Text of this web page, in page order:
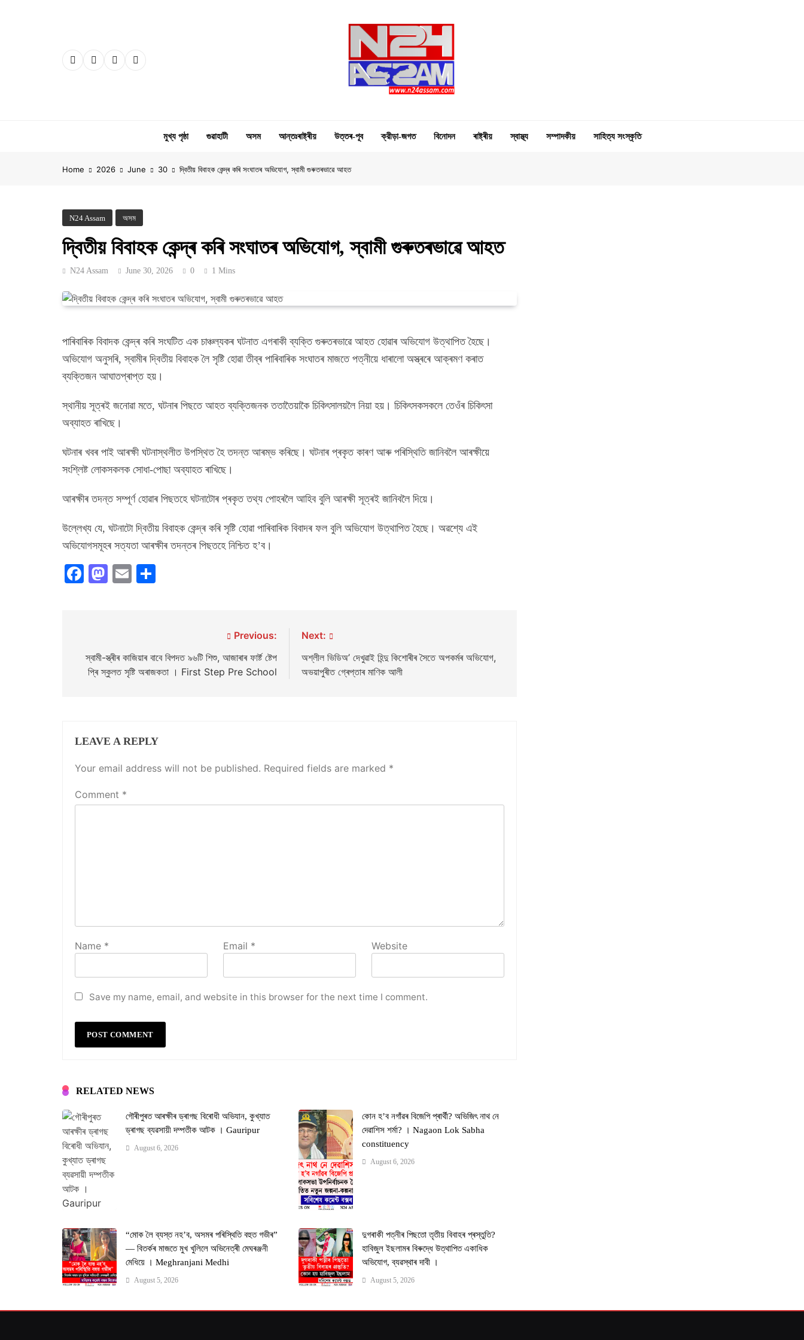
মুখ্য পৃষ্ঠা গুৱাহাটী অসম আন্তঃৰাষ্ট্ৰীয় উত্তৰ-পূব ক্রীড়া-জগত বিনোদন ৰাষ্ট্ৰীয় স্বাস্থ্য সম্পাদকীয় সাহিত্য সংস্কৃতি
Home 2026 June 30 দ্বিতীয় বিবাহক কেন্দ্ৰ কৰি সংঘাতৰ অভিযোগ, স্বামী গুৰুতৰভাৱে আহত
N24 Assam অসম
দ্বিতীয় বিবাহক কেন্দ্ৰ কৰি সংঘাতৰ অভিযোগ, স্বামী গুৰুতৰভাৱে আহত
N24 Assam June 30, 2026 0 1 Mins
পাৰিবাৰিক বিবাদক কেন্দ্ৰ কৰি সংঘটিত এক চাঞ্চল্যকৰ ঘটনাত এগৰাকী ব্যক্তি গুৰুতৰভাৱে আহত হোৱাৰ অভিযোগ উত্থাপিত হৈছে।
অভিযোগ অনুসৰি, স্বামীৰ দ্বিতীয় বিবাহক লৈ সৃষ্টি হোৱা তীব্ৰ পাৰিবাৰিক সংঘাতৰ মাজতে পত্নীয়ে ধাৰালো অস্ত্ৰৰে আক্ৰমণ কৰাত
ব্যক্তিজন আঘাতপ্ৰাপ্ত হয়।
স্থানীয় সূত্ৰই জনোৱা মতে, ঘটনাৰ পিছতে আহত ব্যক্তিজনক ততাতৈয়াকৈ চিকিৎসালয়লৈ নিয়া হয়। চিকিৎসকসকলে তেওঁৰ চিকিৎসা
অব্যাহত ৰাখিছে।
ঘটনাৰ খবৰ পাই আৰক্ষী ঘটনাস্থলীত উপস্থিত হৈ তদন্ত আৰম্ভ কৰিছে। ঘটনাৰ প্ৰকৃত কাৰণ আৰু পৰিস্থিতি জানিবলৈ আৰক্ষীয়ে
সংশ্লিষ্ট লোকসকলক সোধা-পোছা অব্যাহত ৰাখিছে।
আৰক্ষীৰ তদন্ত সম্পূৰ্ণ হোৱাৰ পিছতহে ঘটনাটোৰ প্ৰকৃত তথ্য পোহৰলৈ আহিব বুলি আৰক্ষী সূত্ৰই জানিবলৈ দিয়ে।
উল্লেখ্য যে, ঘটনাটো দ্বিতীয় বিবাহক কেন্দ্ৰ কৰি সৃষ্টি হোৱা পাৰিবাৰিক বিবাদৰ ফল বুলি অভিযোগ উত্থাপিত হৈছে। অৱশ্যে এই
অভিযোগসমূহৰ সত্যতা আৰক্ষীৰ তদন্তৰ পিছতহে নিশ্চিত হ’ব।
Facebook
Mastodon
Email
navigation
Previous:
স্বামী-স্ত্ৰীৰ কাজিয়াৰ বাবে বিপদত ৯৬টি শিশু, আজাৰাৰ ফাৰ্ষ্ট ষ্টেপ
প্ৰি স্কুলত সৃষ্টি অৰাজকতা । First Step Pre School
Next:
অশ্লীল ভিডিঅ’ দেখুৱাই হিন্দু কিশোৰীৰ সৈতে অপকর্মৰ অভিযোগ,
অভয়াপুৰীত গ্ৰেপ্তাৰ মাণিক আলী
LEAVE A REPLY
Your email address will not be published. Required fields are marked *
Comment *
Name * Email * Website
Save my name, email, and website in this browser for the next time I comment.
RELATED NEWS
গৌৰীপুৰত আৰক্ষীৰ ড্ৰাগছ বিৰোধী অভিযান, কুখ্যাত
ড্ৰাগছ ব্যৱসায়ী দম্পতীক আটক । Gauripur
August 6, 2026
কোন হ’ব নগাঁৱৰ বিজেপি প্ৰাৰ্থী? অভিজিৎ নাথ নে
দেৱাশিস শৰ্মা? । Nagaon Lok Sabha
constituency
August 6, 2026
“মোক লৈ ব্যস্ত নহ’ব, অসমৰ পৰিস্থিতি বহুত গভীৰ”
— বিতৰ্কৰ মাজতে মুখ খুলিলে অভিনেত্ৰী মেঘৰঞ্জনী
মেধিয়ে । Meghranjani Medhi
August 5, 2026
দুগৰাকী পত্নীৰ পিছতো তৃতীয় বিবাহৰ প্ৰস্তুতি?
হাবিজুল ইছলামৰ বিৰুদ্ধে উত্থাপিত একাধিক
অভিযোগ, ব্যৱস্থাৰ দাবী ।
August 5, 2026